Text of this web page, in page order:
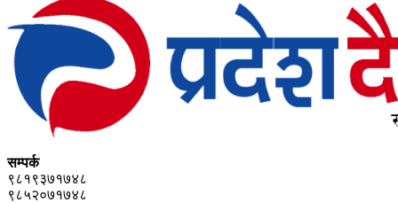
सम्पर्क
९८१९३७१७४८
९८५२०७१७४८